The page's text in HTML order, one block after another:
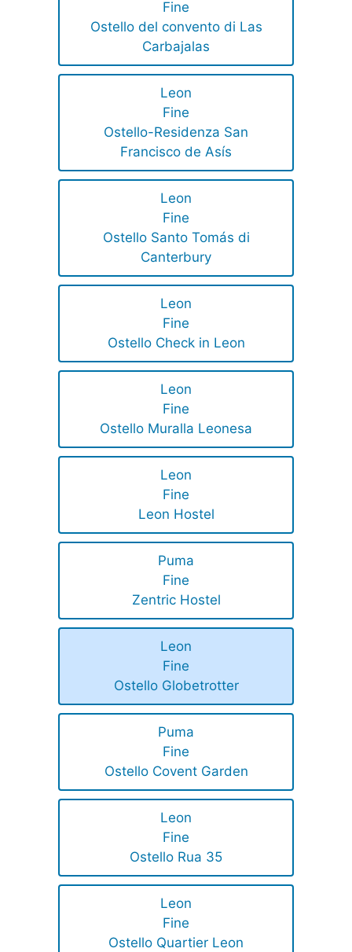
Fine
Ostello del convento di Las
Carbajalas
Leon
Fine
Ostello-Residenza San
Francisco de Asís
Leon
Fine
Ostello Santo Tomás di
Canterbury
Leon
Fine
Ostello Check in Leon
Leon
Fine
Ostello Muralla Leonesa
Leon
Fine
Leon Hostel
Puma
Fine
Zentric Hostel
Leon
Fine
Ostello Globetrotter
Puma
Fine
Ostello Covent Garden
Leon
Fine
Ostello Rua 35
Leon
Fine
Ostello Quartier Leon